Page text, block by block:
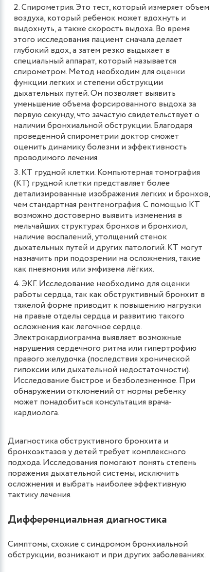
Спирометрия. Это тест, который измеряет объем
воздуха, который ребенок может вдохнуть и
выдохнуть, а также скорость выдоха. Во время
этого исследования пациент сначала делает
глубокий вдох, а затем резко выдыхает в
специальный аппарат, который называется
спирометром. Метод необходим для оценки
функции легких и степени обструкции
дыхательных путей. Он позволяет выявить
уменьшение объема форсированного выдоха за
первую секунду, что зачастую свидетельствует о
наличии бронхиальной обструкции. Благодаря
проведенной спирометрии доктор сможет
оценить динамику болезни и эффективность
проводимого лечения.
КТ грудной клетки. Компьютерная томография
(КТ) грудной клетки представляет более
детализированные изображения легких и бронхов,
чем стандартная рентгенография. С помощью КТ
возможно достоверно выявить изменения в
мельчайших структурах бронхов и бронхиол,
наличие воспалений, утолщений стенок
дыхательных путей и других патологий. КТ могут
назначить при подозрении на осложнения, такие
как пневмония или эмфизема лёгких.
ЭКГ. Исследование необходимо для оценки
работы сердца, так как обструктивный бронхит в
тяжелой форме приводит к повышению нагрузки
на правые отделы сердца и развитию такого
осложнения как легочное сердце.
Электрокардиограмма выявляет возможные
нарушения сердечного ритма или гипертрофию
правого желудочка (последствия хронической
гипоксии или дыхательной недостаточности).
Исследование быстрое и безболезненное. При
обнаружении отклонений от нормы ребенку
может понадобиться консультация врача-
кардиолога.
Диагностика обструктивного бронхита и
бронхоэктазов у детей требует комплексного
подхода. Исследования помогают понять степень
поражения дыхательной системы, исключить
осложнения и выбрать наиболее эффективную
тактику лечения.
Дифференциальная диагностика
Симптомы, схожие с синдромом бронхиальной
обструкции, возникают и при других заболеваниях.